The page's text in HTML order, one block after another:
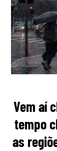
Vem aí
tempo
as